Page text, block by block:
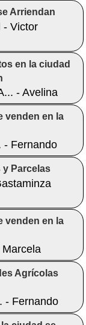
Arriendan
- Victor
en la ciudad
- Avelina
venden en la
- Fernando
y Parcelas
venden en la
Agrícolas
- Fernando